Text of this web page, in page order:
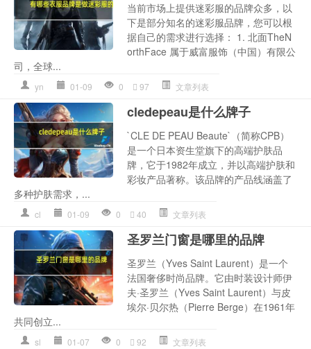
当前市场上提供迷彩服的品牌众多，以
下是部分知名的迷彩服品牌，您可以根
据自己的需求进行选择： 1. 北面TheN
orthFace 属于威富服饰（中国）有限公
司，全球...
yn 01-09 0 97 文章列表
cledepeau是什么牌子
`CLE DE PEAU Beaute`（简称CPB）
是一个日本资生堂旗下的高端护肤品
牌，它于1982年成立，并以高端护肤和
彩妆产品著称。该品牌的产品线涵盖了
多种护肤需求，...
cl 01-09 0 40 文章列表
圣罗兰门窗是哪里的品牌
圣罗兰（Yves Saint Laurent）是一个
法国奢侈时尚品牌。它由时装设计师伊
夫·圣罗兰（Yves Saint Laurent）与皮
埃尔·贝尔热（Pierre Berge）在1961年
共同创立...
sl 01-07 0 92 文章列表